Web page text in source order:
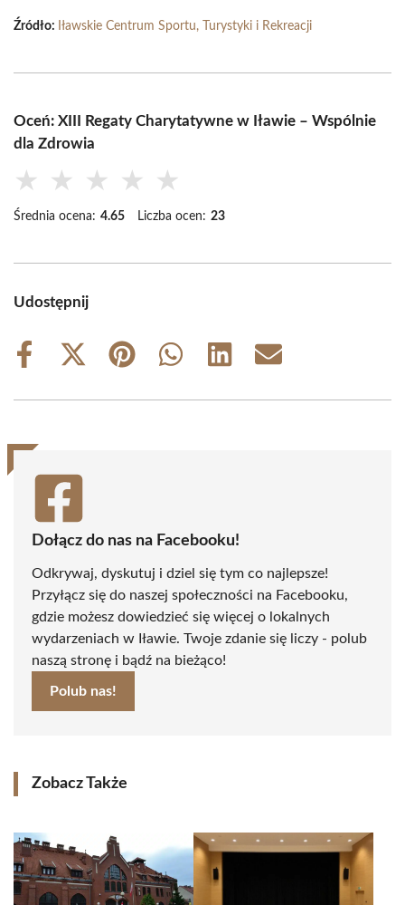
Źródło: Iławskie Centrum Sportu, Turystyki i Rekreacji
Oceń: XIII Regaty Charytatywne w Iławie – Wspólnie
dla Zdrowia
★ ★ ★ ★ ★
Średnia ocena: 4.65 Liczba ocen: 23
Udostępnij
Share
Share
(Twitter)
Share
Share
Share
Share
Dołącz do nas na Facebooku!
Odkrywaj, dyskutuj i dziel się tym co najlepsze!
Przyłącz się do naszej społeczności na Facebooku,
gdzie możesz dowiedzieć się więcej o lokalnych
wydarzeniach w Iławie. Twoje zdanie się liczy - polub
naszą stronę i bądź na bieżąco!
Polub nas!
Zobacz Także